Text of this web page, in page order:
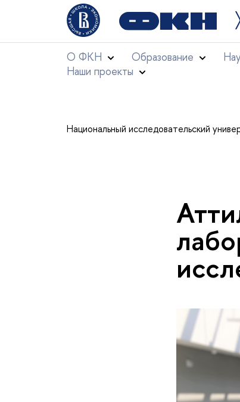
О ФКН Образование
Наши проекты
Национальный исследовательский